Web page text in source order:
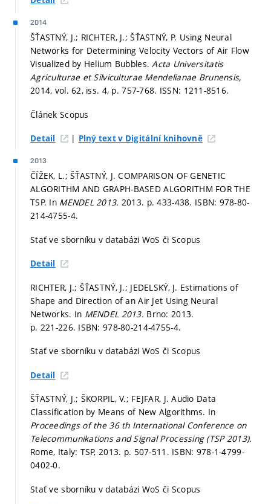
2014
ŠŤASTNÝ, J.; RICHTER, J.; ŠŤASTNÝ, P. Using Neural
Networks for Determining Velocity Vectors of Air Flow
Visualized by Helium Bubbles.Acta Universitatis
Agriculturae et Silviculturae Mendelianae Brunensis,
2014, vol. 62, iss. 4, p. 757-768. ISSN: 1211-8516.
Článek Scopus
Detail | Plný text v Digitální knihovně
2013
ČÍŽEK, L.; ŠŤASTNÝ, J. COMPARISON OF GENETIC
ALGORITHM AND GRAPH-BASED ALGORITHM FOR THE
TSP. In MENDEL 2013. 2013. p. 433-438. ISBN: 978-80-
214-4755-4.
Stať ve sborníku v databázi WoS či Scopus
Detail
RICHTER, J.; ŠŤASTNÝ, J.; JEDELSKÝ, J. Estimations of
Shape and Direction of an Air Jet Using Neural
Networks. In MENDEL 2013. Brno: 2013.
p. 221-226. ISBN: 978-80-214-4755-4.
Stať ve sborníku v databázi WoS či Scopus
Detail
ŠŤASTNÝ, J.; ŠKORPIL, V.; FEJFAR, J. Audio Data
Classification by Means of New Algorithms. In
Proceedings of the 36 th International Conference on
Telecommunikations and Signal Processing (TSP 2013).
Rome, Italy: TSP, 2013. p. 507-511. ISBN: 978-1-4799-
0402-0.
Stať ve sborníku v databázi WoS či Scopus